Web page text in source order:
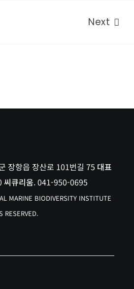
Next
장항읍 장산로 101번길 75 대표
씨큐리움. 041-950-0695
MARINE BIODIVERSITY INSTITUTE
RESERVED.